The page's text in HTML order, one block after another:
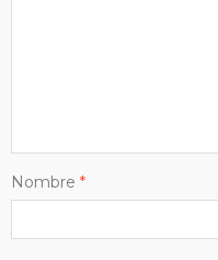
Nombre *